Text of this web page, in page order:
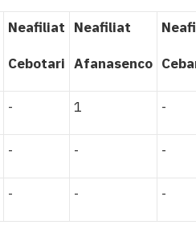
Neafiliat
Cebotari
Neafiliat
Afanasenco
- 1 -
- - -
- - -